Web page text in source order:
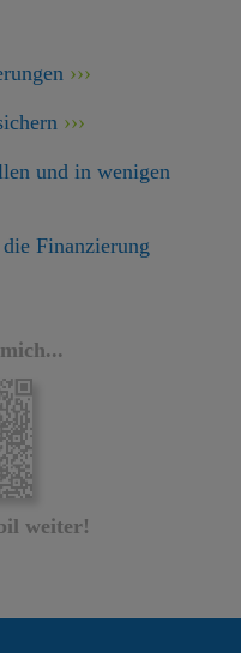
und in wenigen
Finanzierung
weiter!